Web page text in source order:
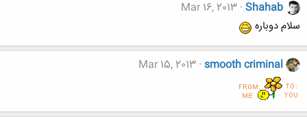
Shahab
Mar 16, 2013
سلام دوباره
smooth criminal
Mar 15, 2013